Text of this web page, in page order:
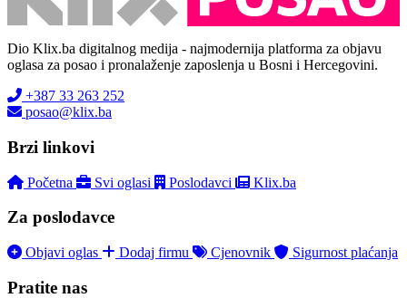
Dio Klix.ba digitalnog medija - najmodernija platforma za objavu
oglasa za posao i pronalaženje zaposlenja u Bosni i Hercegovini.
+387 33 263 252
posao@klix.ba
Brzi linkovi
Početna Svi oglasi Poslodavci Klix.ba
Za poslodavce
Objavi oglas Dodaj firmu Cjenovnik Sigurnost plaćanja
Pratite nas